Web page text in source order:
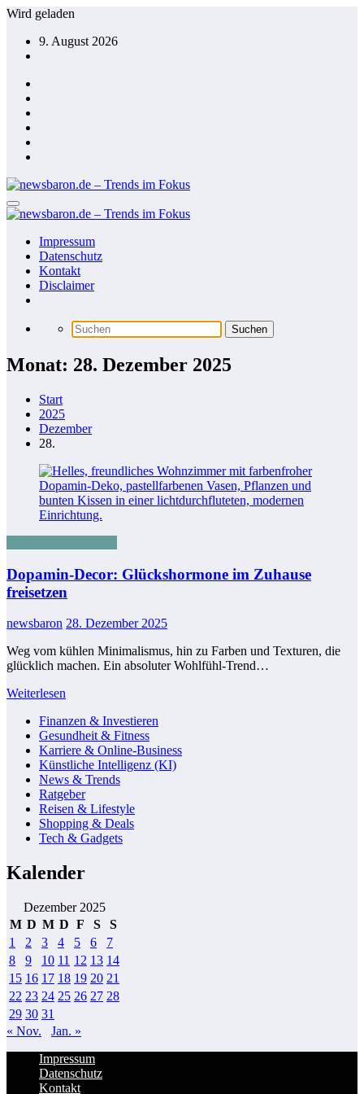
Zum
springen
Wird geladen
9. August 2026
Impressum
Datenschutz
Kontakt
Disclaimer
Monat: 28. Dezember 2025
Start
2025
Dezember
28.
Dopamin-Decor: Glückshormone im Zuhause
freisetzen
newsbaron 28. Dezember 2025
Weg vom kühlen Minimalismus, hin zu Farben und Texturen, die
glücklich machen. Ein absoluter Wohlfühl-Trend…
Weiterlesen
Finanzen & Investieren
Gesundheit & Fitness
Karriere & Online-Business
Künstliche Intelligenz (KI)
News & Trends
Ratgeber
Reisen & Lifestyle
Shopping & Deals
Tech & Gadgets
Kalender
Dezember 2025
M D M D F S
S
1
2 3 4 5 6
7
8
9 10 11 12 13 14
15 16 17 18 19 20 21
22 23 24 25 26 27 28
29 30 31
« Nov.
Jan. »
Impressum
Datenschutz
Kontakt